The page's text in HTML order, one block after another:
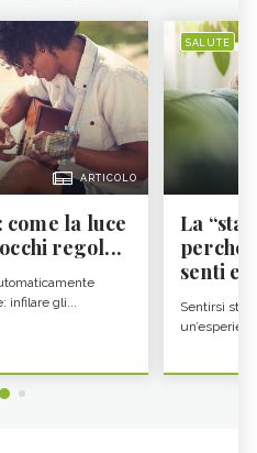
ARTICOLO
come la luce
regol...
infilare gli...
SALUTE
La
perché
senti
Sentirsi